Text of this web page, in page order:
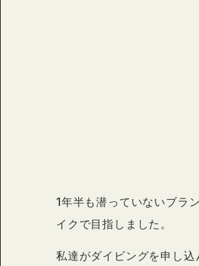
1年半も潜っていないブラ
イクで目指しました。
私達がダイビングを申し込